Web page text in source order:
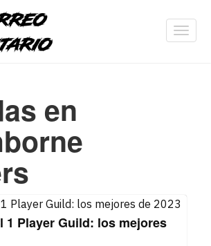
en
1 Player Guild: los mejores